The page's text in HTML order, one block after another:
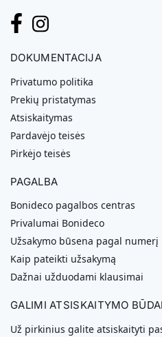
DOKUMENTACIJA
Privatumo politika
Prekių pristatymas
Atsiskaitymas
Pardavėjo teisės
Pirkėjo teisės
PAGALBA
Bonideco pagalbos centras
Privalumai Bonideco
Užsakymo būsena pagal numerį
Kaip pateikti užsakymą
Dažnai užduodami klausimai
GALIMI ATSISKAITYMO BŪDAI
Už pirkinius galite atsiskaityti